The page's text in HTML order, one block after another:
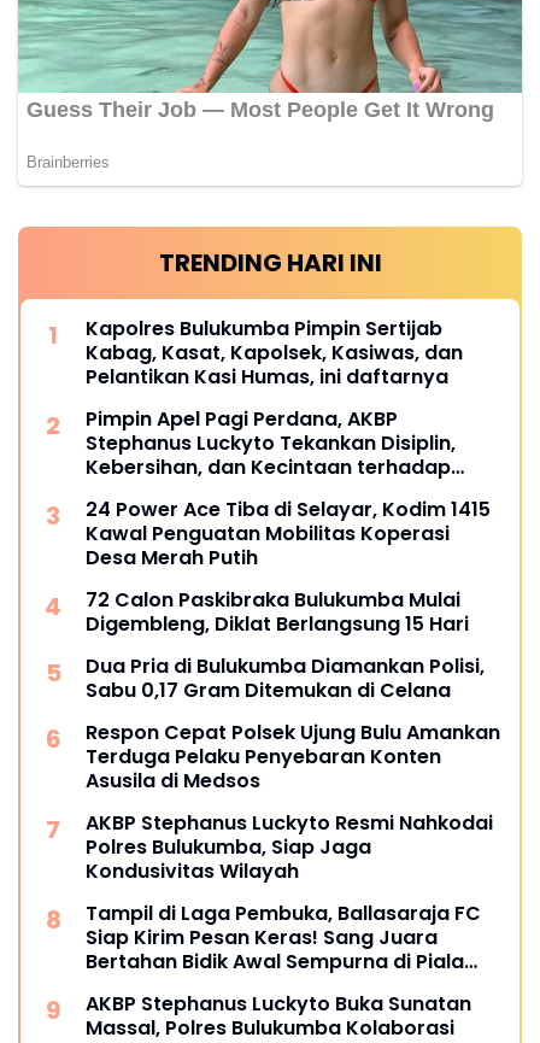
TRENDING HARI INI
Kapolres Bulukumba Pimpin Sertijab
Kabag, Kasat, Kapolsek, Kasiwas, dan
Pelantikan Kasi Humas, ini daftarnya
Pimpin Apel Pagi Perdana, AKBP
Stephanus Luckyto Tekankan Disiplin,
Kebersihan, dan Kecintaan terhadap
24 Power Ace Tiba di Selayar, Kodim 1415
Kawal Penguatan Mobilitas Koperasi
Desa Merah Putih
72 Calon Paskibraka Bulukumba Mulai
Digembleng, Diklat Berlangsung 15 Hari
Dua Pria di Bulukumba Diamankan Polisi,
Sabu 0,17 Gram Ditemukan di Celana
Respon Cepat Polsek Ujung Bulu Amankan
Terduga Pelaku Penyebaran Konten
Asusila di Medsos
AKBP Stephanus Luckyto Resmi Nahkodai
Polres Bulukumba, Siap Jaga
Kondusivitas Wilayah
Tampil di Laga Pembuka, Ballasaraja FC
Siap Kirim Pesan Keras! Sang Juara
Bertahan Bidik Awal Sempurna di Piala
AKBP Stephanus Luckyto Buka Sunatan
Massal, Polres Bulukumba Kolaborasi